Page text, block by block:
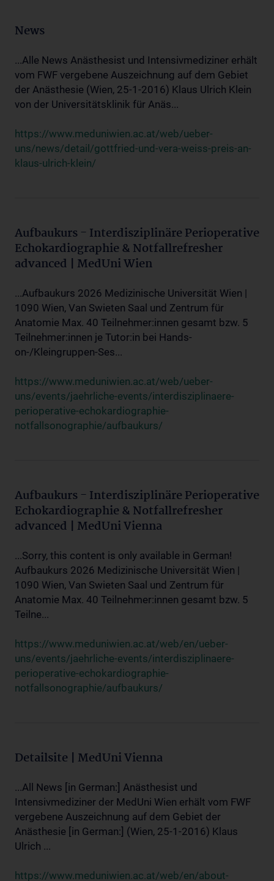
News
...Alle News Anästhesist und Intensivmediziner erhält
vom FWF vergebene Auszeichnung auf dem Gebiet
der Anästhesie (Wien, 25-1-2016) Klaus Ulrich Klein
von der Universitätsklinik für Anäs...
https://www.meduniwien.ac.at/web/ueber-
uns/news/detail/gottfried-und-vera-weiss-preis-an-
klaus-ulrich-klein/
Aufbaukurs - Interdisziplinäre Perioperative
Echokardiographie & Notfallrefresher
advanced | MedUni Wien
...Aufbaukurs 2026 Medizinische Universität Wien |
1090 Wien, Van Swieten Saal und Zentrum für
Anatomie Max. 40 Teilnehmer:innen gesamt bzw. 5
Teilnehmer:innen je Tutor:in bei Hands-
on-/Kleingruppen-Ses...
https://www.meduniwien.ac.at/web/ueber-
uns/events/jaehrliche-events/interdisziplinaere-
perioperative-echokardiographie-
notfallsonographie/aufbaukurs/
Aufbaukurs - Interdisziplinäre Perioperative
Echokardiographie & Notfallrefresher
advanced | MedUni Vienna
...Sorry, this content is only available in German!
Aufbaukurs 2026 Medizinische Universität Wien |
1090 Wien, Van Swieten Saal und Zentrum für
Anatomie Max. 40 Teilnehmer:innen gesamt bzw. 5
Teilne...
https://www.meduniwien.ac.at/web/en/ueber-
uns/events/jaehrliche-events/interdisziplinaere-
perioperative-echokardiographie-
notfallsonographie/aufbaukurs/
Detailsite | MedUni Vienna
...All News [in German:] Anästhesist und
Intensivmediziner der MedUni Wien erhält vom FWF
vergebene Auszeichnung auf dem Gebiet der
Anästhesie [in German:] (Wien, 25-1-2016) Klaus
Ulrich ...
https://www.meduniwien.ac.at/web/en/about-